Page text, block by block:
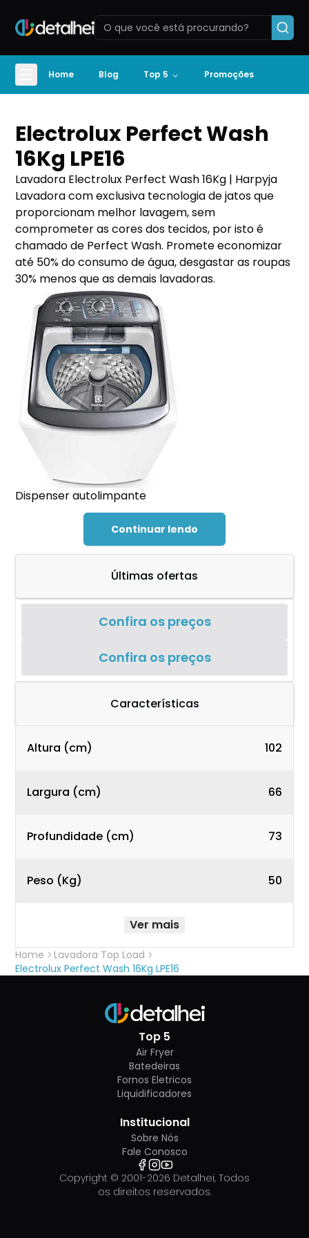
Home Blog Top 5 Promoções
Electrolux Perfect Wash
16Kg LPE16
Lavadora Electrolux Perfect Wash 16Kg | Harpyja
Lavadora com exclusiva tecnologia de jatos que
proporcionam melhor lavagem, sem
comprometer as cores dos tecidos, por isto é
chamado de Perfect Wash. Promete economizar
até 50% do consumo de água, desgastar as roupas
30% menos que as demais lavadoras.
Dispenser autolimpante
Continuar lendo
Últimas ofertas
Confira os preços
Confira os preços
Características
Altura (cm) 102
Largura (cm) 66
Profundidade (cm) 73
Peso (Kg) 50
Ver mais
Home
Lavadora Top Load
Electrolux Perfect Wash 16Kg LPE16
Top 5
Air Fryer
Batedeiras
Fornos Eletricos
Liquidificadores
Institucional
Sobre Nós
Fale Conosco
Copyright © 2001-2026 Detalhei, Todos
os direitos reservados.